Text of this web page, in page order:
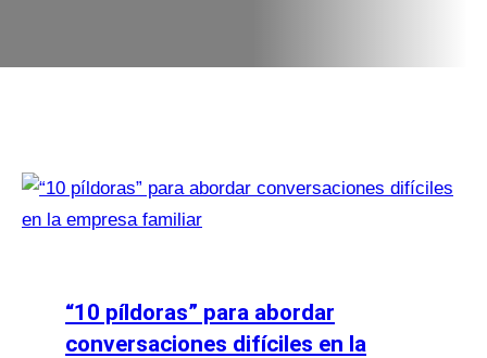
“10 píldoras” para abordar
conversaciones difíciles en la